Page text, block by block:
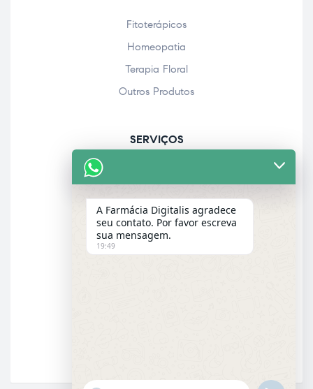
Fitoterápicos
Homeopatia
Terapia Floral
Outros Produtos
SERVIÇOS
Acolhimento farmacêutico
Assistência personalizada
Check-up
Entrega a domicílio
A Farmácia Digitalis agradece
seu contato. Por favor escreva
sua mensagem.
19:49